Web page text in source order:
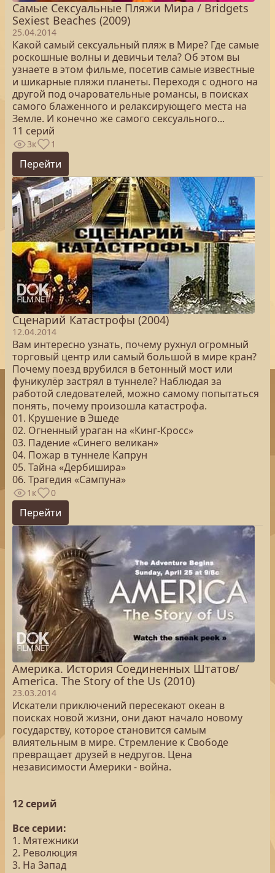
Самые Сексуальные Пляжи Мира / Bridgets
Sexiest Beaches (2009)
25.04.2014
Какой самый сексуальный пляж в Мире? Где самые
роскошные волны и девичьи тела? Об этом вы
узнаете в этом фильме, посетив самые известные
и шикарные пляжи планеты. Переходя с одного на
другой под очаровательные романсы, в поисках
самого блаженного и релаксирующего места на
Земле. И конечно же самого сексуального...
11 серий
3к 1
Перейти
Сценарий Катастрофы (2004)
12.04.2014
Вам интересно узнать, почему рухнул огромный
торговый центр или самый большой в мире кран?
Почему поезд врубился в бетонный мост или
фуникулёр застрял в туннеле? Наблюдая за
работой следователей, можно самому попытаться
понять, почему произошла катастрофа.
01. Крушение в Эшеде
02. Огненный ураган на «Кинг-Кросс»
03. Падение «Синего великан»
04. Пожар в туннеле Капрун
05. Тайна «Дербишира»
06. Трагедия «Сампуна»
1к 0
Перейти
Америка. История Соединенных Штатов/
America. The Story of the Us (2010)
23.03.2014
Искатели приключений пересекают океан в
поисках новой жизни, они дают начало новому
государству, которое становится самым
влиятельным в мире. Стремление к Свободе
превращает друзей в недругов. Цена
независимости Америки - война.
12 серий
Все серии:
1. Мятежники
2. Революция
3. На Запад